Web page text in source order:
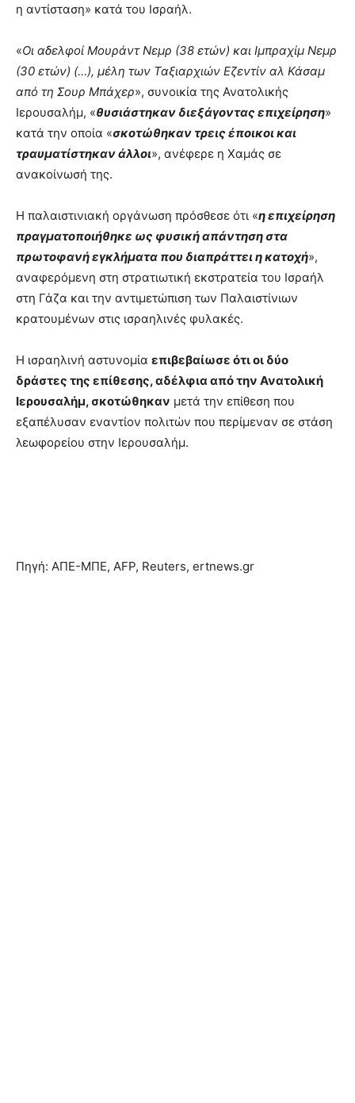
η αντίσταση» κατά του Ισραήλ.
«Οι αδελφοί Μουράντ Νεμρ (38 ετών) και Ιμπραχίμ Νεμρ
(30 ετών) (…), μέλη των Ταξιαρχιών Εζεντίν αλ Κάσαμ
από τη Σουρ Μπάχερ», συνοικία της Ανατολικής
Ιερουσαλήμ, «θυσιάστηκαν διεξάγοντας επιχείρηση»
κατά την οποία «σκοτώθηκαν τρεις έποικοι και
τραυματίστηκαν άλλοι», ανέφερε η Χαμάς σε
ανακοίνωσή της.
H παλαιστινιακή οργάνωση πρόσθεσε ότι «η επιχείρηση
πραγματοποιήθηκε ως φυσική απάντηση στα
πρωτοφανή εγκλήματα που διαπράττει η κατοχή»,
αναφερόμενη στη στρατιωτική εκστρατεία του Ισραήλ
στη Γάζα και την αντιμετώπιση των Παλαιστίνιων
κρατουμένων στις ισραηλινές φυλακές.
Η ισραηλινή αστυνομία επιβεβαίωσε ότι οι δύο
δράστες της επίθεσης, αδέλφια από την Ανατολική
Ιερουσαλήμ, σκοτώθηκαν μετά την επίθεση που
εξαπέλυσαν εναντίον πολιτών που περίμεναν σε στάση
λεωφορείου στην Ιερουσαλήμ.
Πηγή: ΑΠΕ-ΜΠΕ, AFP, Reuters, ertnews.gr